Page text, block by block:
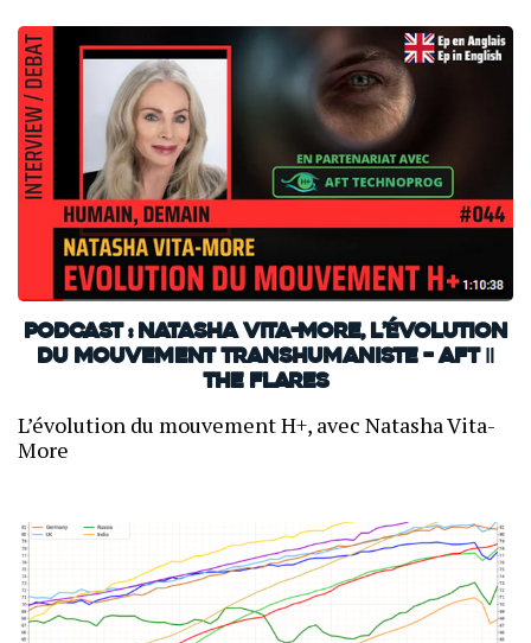
PODCAST : Natasha Vita-More, l’évolution
du mouvement transhumaniste – AFT ‖
THE FLARES
L’évolution du mouvement H+, avec Natasha Vita-
More